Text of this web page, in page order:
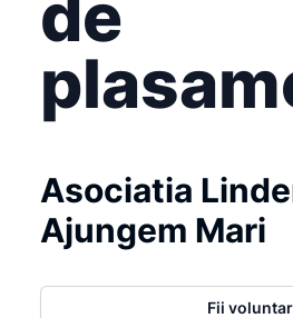
de
Asociatia
Ajungem Mari
Fii voluntar